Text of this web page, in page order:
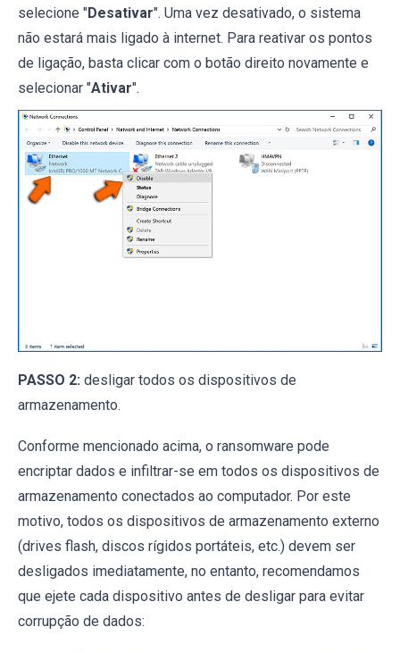
selecione "Desativar". Uma vez desativado, o sistema
não estará mais ligado à internet. Para reativar os pontos
de ligação, basta clicar com o botão direito novamente e
selecionar "Ativar".
PASSO 2: desligar todos os dispositivos de
armazenamento.
Conforme mencionado acima, o ransomware pode
encriptar dados e infiltrar-se em todos os dispositivos de
armazenamento conectados ao computador. Por este
motivo, todos os dispositivos de armazenamento externo
(drives flash, discos rígidos portáteis, etc.) devem ser
desligados imediatamente, no entanto, recomendamos
que ejete cada dispositivo antes de desligar para evitar
corrupção de dados: